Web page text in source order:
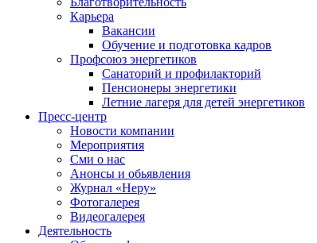
Карьера
Вакансии
Обучение и подготовка кадров
Профсоюз энергетиков
Санаторий и профилакторий
Пенсионеры энергетики
Летние лагеря для детей энергетиков
Пресс-центр
Новости компании
Мероприятия
Сми о нас
Анонсы и обьявления
Журнал «Неру»
Фотогалерея
Видеогалерея
Деятельность